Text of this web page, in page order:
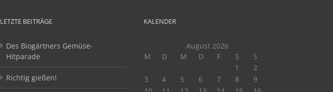
LETZTE BEITRÄGE
Des Biogärtners Gemüse-
Hitparade
Richtig gießen!
KALENDER
August 2026
M
D M D F S
S
1
2
3
4 5 6 7 8
9